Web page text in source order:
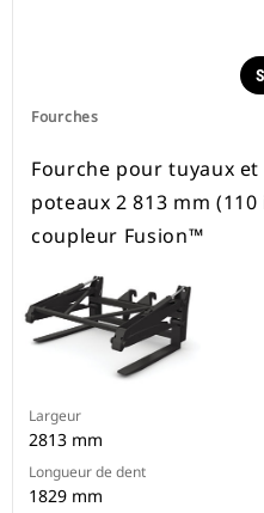
Fourches
Fourche pour tuyaux et
poteaux 2 813 mm (110
coupleur Fusion™
Largeur
2813 mm
Longueur de dent
1829 mm